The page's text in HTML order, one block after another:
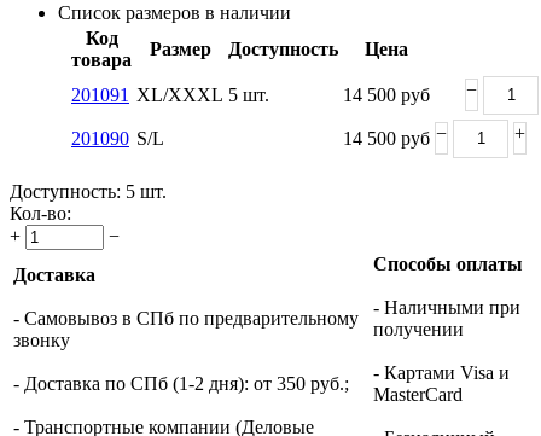
Список размеров в наличии
Код
товара
Размер Доступность Цена
201091 XL/XXXL 5 шт. 14 500 руб −
201090 S/L 14 500 руб − +
Доступность: 5 шт.
Кол-во:
+
−
Доставка
- Самовывоз в СПб по предварительному
звонку
- Доставка по СПб (1-2 дня): от 350 руб.;
- Транспортные компании (Деловые
Способы оплаты
- Наличными при
получении
- Картами Visa и
MasterCard